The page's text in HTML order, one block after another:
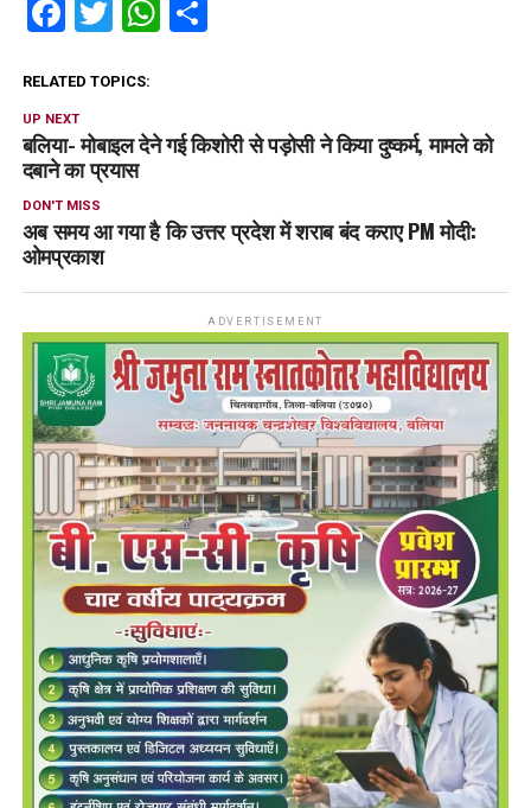
Facebook
TwitterWhatsApp
Share
RELATED TOPICS:
UP NEXT
बलिया- मोबाइल देने गई किशोरी से पड़ोसी ने किया दुष्कर्म, मामले को
दबाने का प्रयास
DON'T MISS
अब समय आ गया है कि उत्तर प्रदेश में शराब बंद कराए PM मोदी:
ओमप्रकाश
ADVERTISEMENT